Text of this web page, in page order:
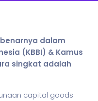
dalam
(KBBI) & Kamus
singkat adalah
capital goods